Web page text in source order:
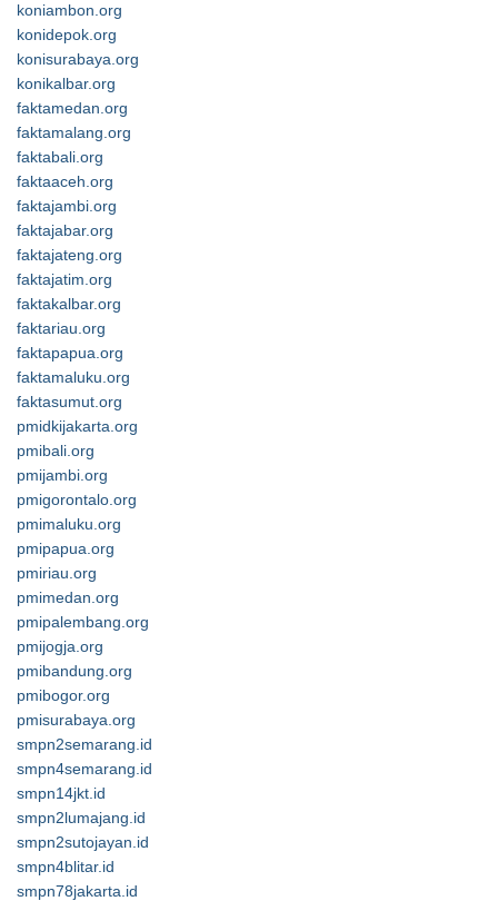
koniambon.org
konidepok.org
konisurabaya.org
konikalbar.org
faktamedan.org
faktamalang.org
faktabali.org
faktaaceh.org
faktajambi.org
faktajabar.org
faktajateng.org
faktajatim.org
faktakalbar.org
faktariau.org
faktapapua.org
faktamaluku.org
faktasumut.org
pmidkijakarta.org
pmibali.org
pmijambi.org
pmigorontalo.org
pmimaluku.org
pmipapua.org
pmiriau.org
pmimedan.org
pmipalembang.org
pmijogja.org
pmibandung.org
pmibogor.org
pmisurabaya.org
smpn2semarang.id
smpn4semarang.id
smpn14jkt.id
smpn2lumajang.id
smpn2sutojayan.id
smpn4blitar.id
smpn78jakarta.id